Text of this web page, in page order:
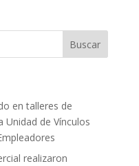
en talleres de
Unidad de Vínculos
realizaron